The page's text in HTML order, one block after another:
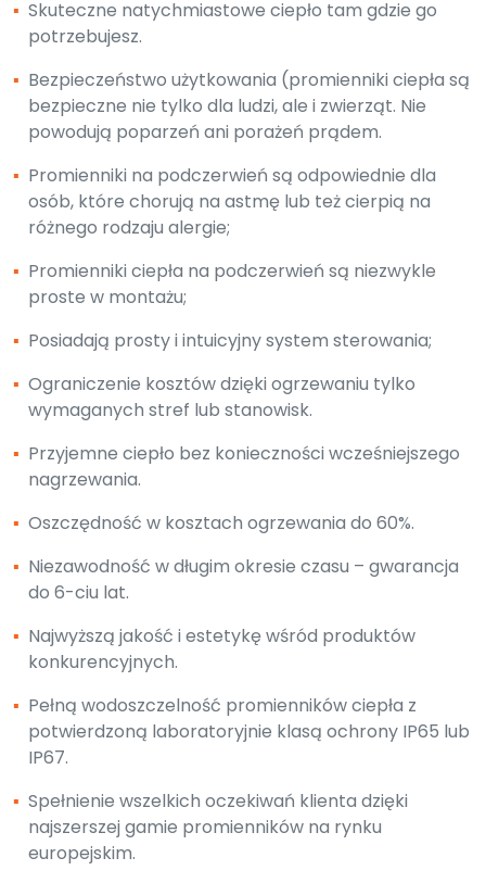
▪ Skuteczne natychmiastowe ciepło tam gdzie go
potrzebujesz.
▪ Bezpieczeństwo użytkowania (promienniki ciepła są
bezpieczne nie tylko dla ludzi, ale i zwierząt. Nie
powodują poparzeń ani porażeń prądem.
▪ Promienniki na podczerwień są odpowiednie dla
osób, które chorują na astmę lub też cierpią na
różnego rodzaju alergie;
▪ Promienniki ciepła na podczerwień są niezwykle
proste w montażu;
▪ Posiadają prosty i intuicyjny system sterowania;
▪ Ograniczenie kosztów dzięki ogrzewaniu tylko
wymaganych stref lub stanowisk.
▪ Przyjemne ciepło bez konieczności wcześniejszego
nagrzewania.
▪ Oszczędność w kosztach ogrzewania do 60%.
▪ Niezawodność w długim okresie czasu – gwarancja
do 6-ciu lat.
▪ Najwyższą jakość i estetykę wśród produktów
konkurencyjnych.
▪ Pełną wodoszczelność promienników ciepła z
potwierdzoną laboratoryjnie klasą ochrony IP65 lub
IP67.
▪ Spełnienie wszelkich oczekiwań klienta dzięki
najszerszej gamie promienników na rynku
europejskim.